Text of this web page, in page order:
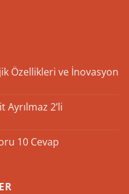
Özellikleri ve İnovasyon
Ayrılmaz 2’li
10 Cevap